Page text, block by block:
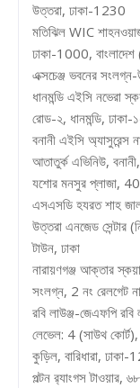
উত্তরা, ঢাকা-1230
মতিঝিল WIC
ঢাকা-1000, বাংলাদেশ
এক্সচেঞ্জ ভবনের
ধানমন্ডি এইসি
রোড-২, ধানমন্ডি, ঢাকা-
বনানী এইসি
আতাতুর্ক এভিনিউ,
যশোর মনসুর প্লাজা,
এসএসডি হযরত শাহ
উত্তরা এনজেড সেন্টার
টাউন, ঢাকা
নারায়ণগঞ্জ আক্তার
সংলগ্ন, 2 নং রেলগেট
রবি লাউঞ্জ-জেএফপি
লেভেল: 4 (সাউথ কোর্ট),
কুড়িল, বারিধারা,
পল্টন র‌্যাংগস টাওয়ার,